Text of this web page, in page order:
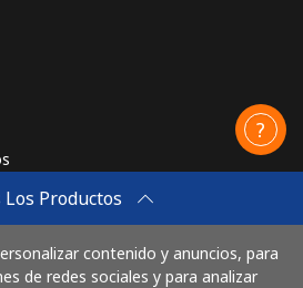
Los Productos
contenido y anuncios, para
de redes sociales y para analizar